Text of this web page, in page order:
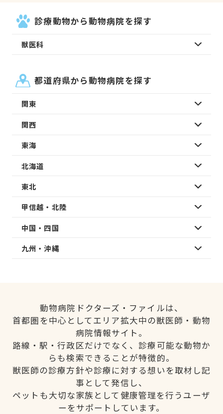
診療動物から動物病院を探す
獣医科
都道府県から動物病院を探す
関東
関西
東海
北海道
東北
甲信越・北陸
中国・四国
九州・沖縄
動物病院ドクターズ・ファイルは、
首都圏を中心としてエリア拡大中の獣医師・動物
病院情報サイト。
路線・駅・行政区だけでなく、診療可能な動物か
らも検索できることが特徴的。
獣医師の診療方針や診療に対する想いを取材し記
事として発信し、
ペットも大切な家族として健康管理を行うユーザ
ーをサポートしています。